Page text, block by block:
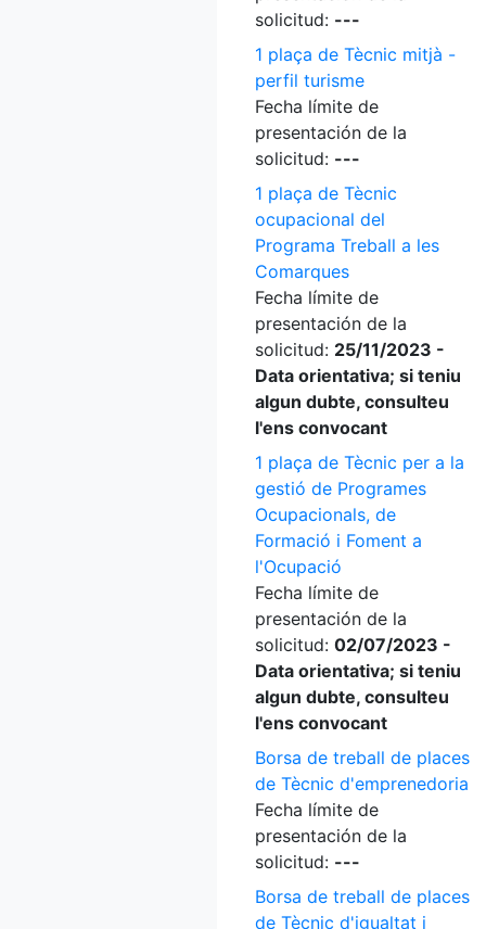
solicitud: ---
1 plaça de Tècnic mitjà -
perfil turisme
Fecha límite de
presentación de la
solicitud: ---
1 plaça de Tècnic
ocupacional del
Programa Treball a les
Comarques
Fecha límite de
presentación de la
solicitud: 25/11/2023 -
Data orientativa; si teniu
algun dubte, consulteu
l'ens convocant
1 plaça de Tècnic per a la
gestió de Programes
Ocupacionals, de
Formació i Foment a
l'Ocupació
Fecha límite de
presentación de la
solicitud: 02/07/2023 -
Data orientativa; si teniu
algun dubte, consulteu
l'ens convocant
Borsa de treball de places
de Tècnic d'emprenedoria
Fecha límite de
presentación de la
solicitud: ---
Borsa de treball de places
de Tècnic d'igualtat i